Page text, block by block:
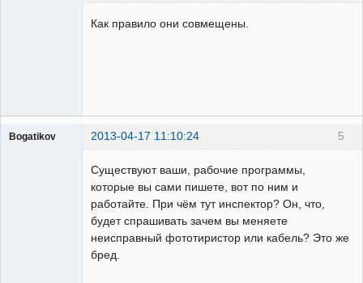
Как правило они совмещены.
5
Bogatikov 2013-04-17 11:10:24
Существуют ваши, рабочие программы,
которые вы сами пишете, вот по ним и
работайте. При чём тут инспектор? Он, что,
будет спрашивать зачем вы меняете
неисправный фототиристор или кабель? Это же
бред.